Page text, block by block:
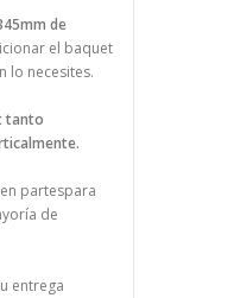
de
el baquet
lo necesites.
tanto
partespara
de
entrega